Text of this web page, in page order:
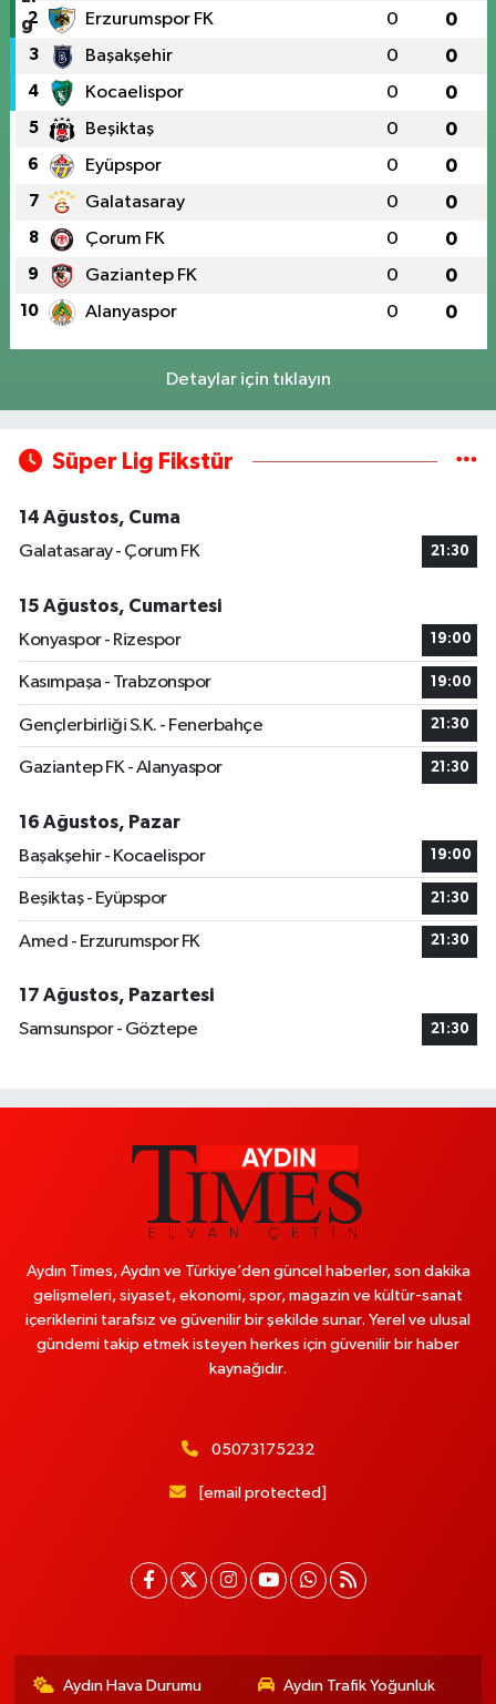
2 Erzurumspor FK 0 0
3 Başakşehir 0 0
4 Kocaelispor 0 0
5 Beşiktaş 0 0
6 Eyüpspor 0 0
7 Galatasaray 0 0
8 Çorum FK 0 0
9 Gaziantep FK 0 0
10 Alanyaspor 0 0
Detaylar için tıklayın
Süper Lig Fikstür
14 Ağustos, Cuma
Galatasaray - Çorum FK
21:30
15 Ağustos, Cumartesi
Konyaspor - Rizespor
19:00
Kasımpaşa - Trabzonspor 19:00
Gençlerbirliği S.K. - Fenerbahçe 21:30
Gaziantep FK - Alanyaspor 21:30
16 Ağustos, Pazar
Başakşehir - Kocaelispor
19:00
Beşiktaş - Eyüpspor 21:30
Amed - Erzurumspor FK 21:30
17 Ağustos, Pazartesi
Samsunspor - Göztepe
21:30
Aydın Times, Aydın ve Türkiye’den güncel haberler, son dakika
gelişmeleri, siyaset, ekonomi, spor, magazin ve kültür-sanat
içeriklerini tarafsız ve güvenilir bir şekilde sunar. Yerel ve ulusal
gündemi takip etmek isteyen herkes için güvenilir bir haber
kaynağıdır.
05073175232
[email protected]
Aydın Hava Durumu
Aydın Trafik Yoğunluk